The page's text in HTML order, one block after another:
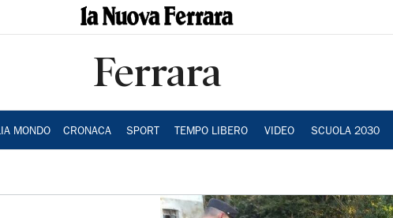
Ferrara
MONDO CRONACA SPORT TEMPO LIBERO VIDEO SCUOLA 2030